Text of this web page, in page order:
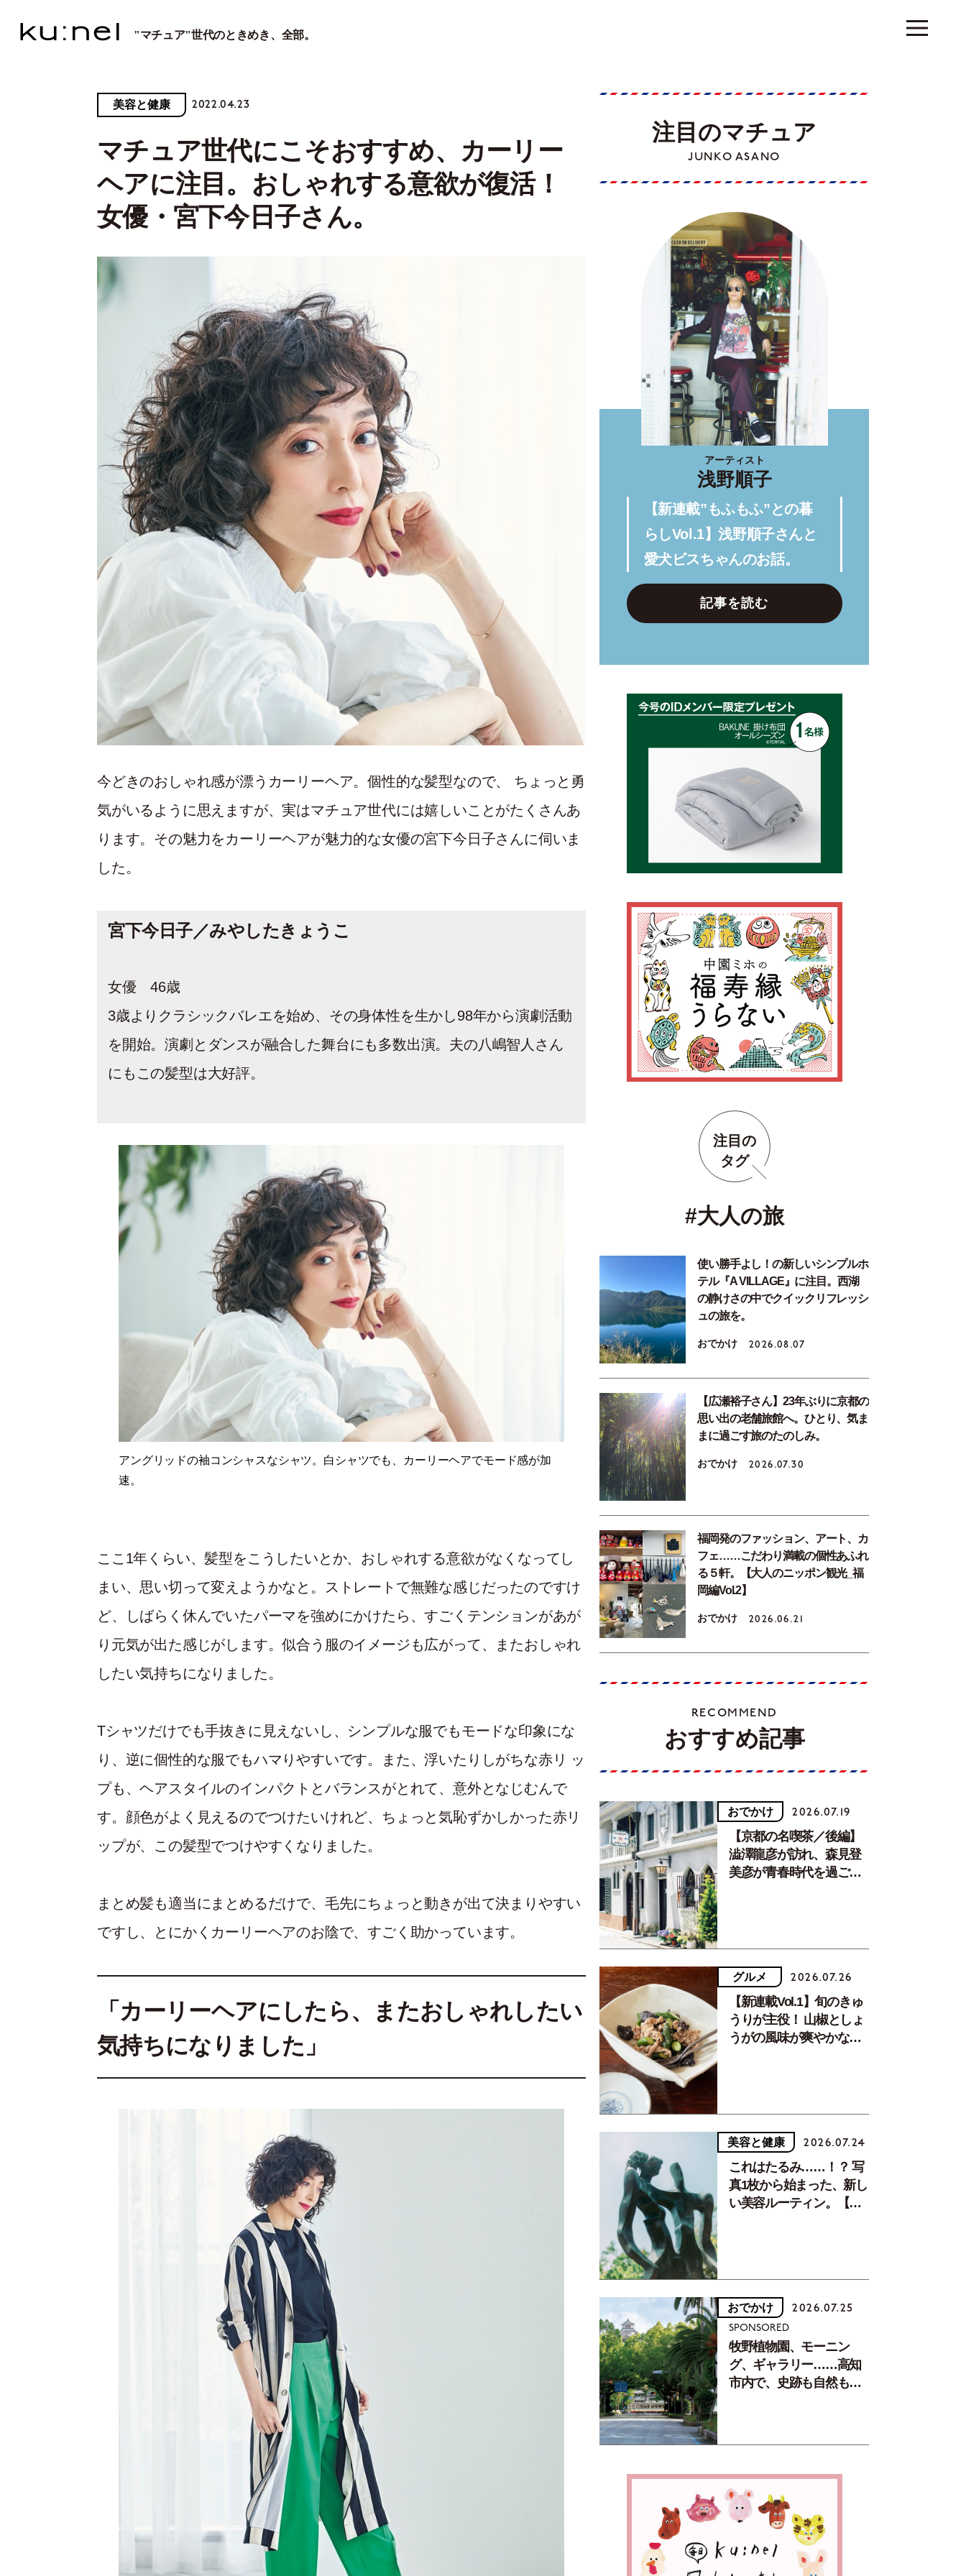
"マチュア"世代のときめき、全部。
美容と健康 2022.04.23
マチュア世代にこそおすすめ、カーリー
ヘアに注目。おしゃれする意欲が復活！
女優・宮下今日子さん。
今どきのおしゃれ感が漂うカーリーヘア。個性的な髪型なので、 ちょっと勇
気がいるように思えますが、実はマチュア世代には嬉しいことがたくさんあ
ります。その魅力をカーリーヘアが魅力的な女優の宮下今日子さんに伺いま
した。
宮下今日子／みやしたきょうこ
女優 46歳
3歳よりクラシックバレエを始め、その身体性を生かし98年から演劇活動
を開始。演劇とダンスが融合した舞台にも多数出演。夫の八嶋智人さん
にもこの髪型は大好評。
アングリッドの袖コンシャスなシャツ。白シャツでも、カーリーヘアでモード感が加
速。
ここ1年くらい、髪型をこうしたいとか、おしゃれする意欲がなくなってし
まい、思い切って変えようかなと。ストレートで無難な感じだったのですけ
ど、しばらく休んでいたパーマを強めにかけたら、すごくテンションがあが
り元気が出た感じがします。似合う服のイメージも広がって、またおしゃれ
したい気持ちになりました。
Tシャツだけでも手抜きに見えないし、シンプルな服でもモードな印象にな
り、逆に個性的な服でもハマりやすいです。また、浮いたりしがちな赤リ ッ
プも、ヘアスタイルのインパクトとバランスがとれて、意外となじむんで
す。顔色がよく見えるのでつけたいけれど、ちょっと気恥ずかしかった赤リ
ップが、この髪型でつけやすくなりました。
まとめ髪も適当にまとめるだけで、毛先にちょっと動きが出て決まりやすい
ですし、とにかくカーリーヘアのお陰で、すごく助かっています。
「カーリーヘアにしたら、またおしゃれしたい
気持ちになりました」
注目のマチュア
JUNKO ASANO
アーティスト
浅野順子
【新連載”もふもふ”との暮
らしVol.1】浅野順子さんと
愛犬ビスちゃんのお話。
記事を読む
注目の
タグ
#大人の旅
使い勝手よし！の新しいシンプルホ
テル『A VILLAGE』に注目。西湖
の静けさの中でクイックリフレッシ
ュの旅を。
おでかけ 2026.08.07
【広瀬裕子さん】23年ぶりに京都の
思い出の老舗旅館へ。ひとり、気ま
まに過ごす旅のたのしみ。
おでかけ 2026.07.30
福岡発のファッション、アート、カ
フェ……こだわり満載の個性あふれ
る５軒。【大人のニッポン観光_福
岡編Vol.2】
おでかけ 2026.06.21
RECOMMEND
おすすめ記事
おでかけ 2026.07.19
【京都の名喫茶／後編】
澁澤龍彦が訪れ、森見登
美彦が青春時代を過ごし
グルメ 2026.07.26
【新連載Vol.1】旬のきゅ
うりが主役！ 山椒としょ
うがの風味が爽やかな、
美容と健康 2026.07.24
これはたるみ……！？ 写
真1枚から始まった、新し
い美容ルーティン。【中
おでかけ 2026.07.25
SPONSORED
牧野植物園、モーニン
グ、ギャラリー……高知
市内で、史跡も自然もグ